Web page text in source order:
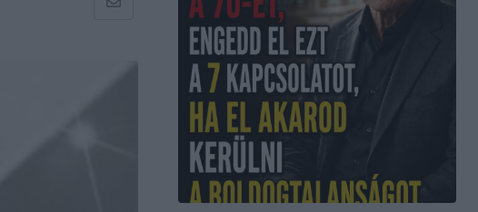
Share
Email